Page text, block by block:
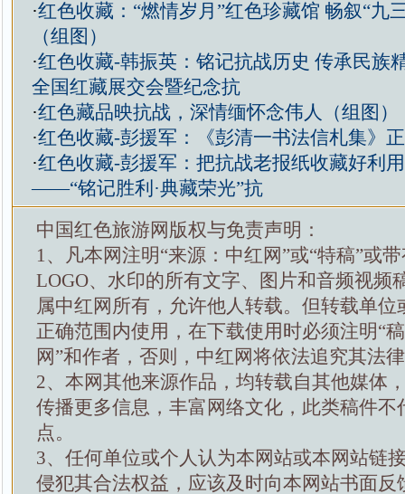
·红色收藏：“燃情岁月”红色珍藏馆 畅叙“九
（组图）
·红色收藏-韩振英：铭记抗战历史 传承民
全国红藏展交会暨纪念抗
·红色藏品映抗战，深情缅怀念伟人（组图）
·红色收藏-彭援军：《彭清一书法信札集》
·红色收藏-彭援军：把抗战老报纸收藏好利
——“铭记胜利·典藏荣光”抗
中国红色旅游网版权与免责声明：
1、凡本网注明“来源：中红网”或“特稿”或
LOGO、水印的所有文字、图片和音频视频
属中红网所有，允许他人转载。但转载单位
正确范围内使用，在下载使用时必须注明“
网”和作者，否则，中红网将依法追究其法
2、本网其他来源作品，均转载自其他媒体
传播更多信息，丰富网络文化，此类稿件不
点。
3、任何单位或个人认为本网站或本网站链
侵犯其合法权益，应该及时向本网站书面反